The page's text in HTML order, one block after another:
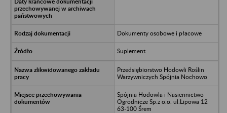
Dokumenty osobowe i płacowe
Suplement
Przedsiębiorstwo Hodowli Roślin
Warzywniczych Spójnia Nochowo
Spójnia Hodowla i Nasiennictwo
Ogrodnicze Sp.z o.o. ul.Lipowa 12
63-100 Śrem